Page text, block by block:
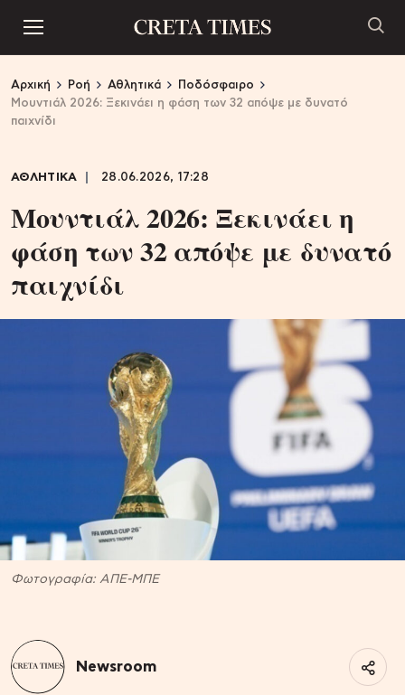
Αρχική Ροή Αθλητικά
Ποδόσφαιρο
Μουντιάλ 2026: Ξεκινάει η φάση των 32 απόψε με δυνατό
παιχνίδι
ΑΘΛΗΤΙΚΑ 28.06.2026, 17:28
Μουντιάλ 2026: Ξεκινάει η
φάση των 32 απόψε με δυνατό
παιχνίδι
Φωτογραφία: ΑΠΕ-ΜΠΕ
Newsroom